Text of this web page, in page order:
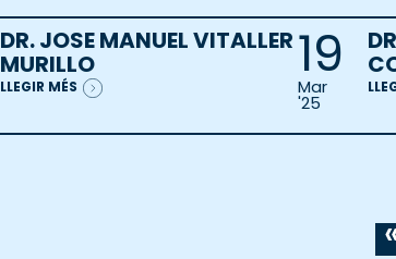
DR. JOSE MANUEL VITALLER
MURILLO
LLEGIR MÉS 19
Mar
'25